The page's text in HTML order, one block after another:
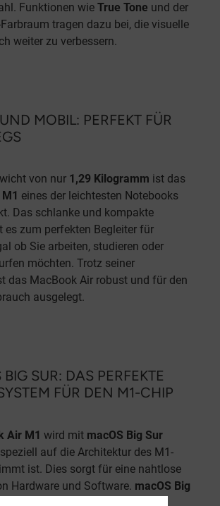
Funktionen wie True Tone und der
tragen dazu bei, die visuelle
weiter zu verbessern.
MOBIL: PERFEKT FÜR
von nur 1,29 Kilogramm ist das
eines der leichtesten Notebooks
Das schlanke und kompakte
es zum perfekten Begleiter für
ob Sie arbeiten, studieren oder
möchten. Trotz seiner
das MacBook Air robust und für den
ausgelegt.
SUR: DAS PERFEKTE
FÜR DEN M1-CHIP
Air M1 wird mit macOS Big Sur
auf die Architektur des M1-
ist. Dies sorgt für eine nahtlose
Hardware und Software. macOS Big
nur eine moderne